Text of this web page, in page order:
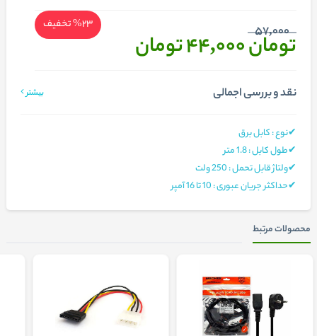
57,000
تومان 44,000 تومان
%23تخفیف
نقد و بررسی اجمالی بیشتر
✔نوع : کابل برق
✔طول کابل : 1.8 متر
✔ولتاژ قابل تحمل : 250 ولت
✔حداکثر جریان عبوری : 10 تا 16 آمپر
محصولات مرتبط